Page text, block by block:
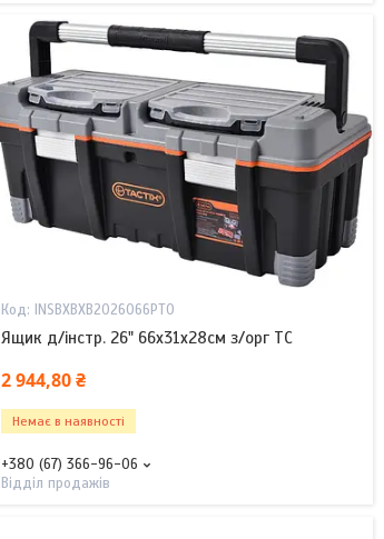
INSBXBXB2026066PT0
Ящик д/інстр. 26" 66х31х28см з/орг TC
2 944,80 ₴
Немає в наявності
+380 (67) 366-96-06
Відділ продажів